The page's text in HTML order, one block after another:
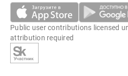
Public user contributions licensed
attribution required